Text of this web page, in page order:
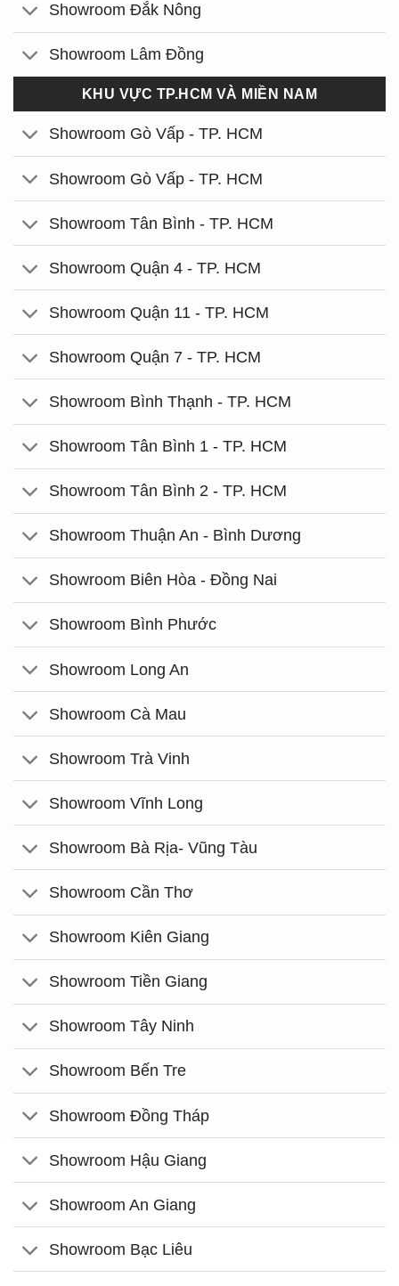
Showroom Đắk Nông
Showroom Lâm Đồng
KHU VỰC TP.HCM VÀ MIỀN NAM
Showroom Gò Vấp - TP. HCM
Showroom Gò Vấp - TP. HCM
Showroom Tân Bình - TP. HCM
Showroom Quận 4 - TP. HCM
Showroom Quận 11 - TP. HCM
Showroom Quận 7 - TP. HCM
Showroom Bình Thạnh - TP. HCM
Showroom Tân Bình 1 - TP. HCM
Showroom Tân Bình 2 - TP. HCM
Showroom Thuận An - Bình Dương
Showroom Biên Hòa - Đồng Nai
Showroom Bình Phước
Showroom Long An
Showroom Cà Mau
Showroom Trà Vinh
Showroom Vĩnh Long
Showroom Bà Rịa- Vũng Tàu
Showroom Cần Thơ
Showroom Kiên Giang
Showroom Tiền Giang
Showroom Tây Ninh
Showroom Bến Tre
Showroom Đồng Tháp
Showroom Hậu Giang
Showroom An Giang
Showroom Bạc Liêu